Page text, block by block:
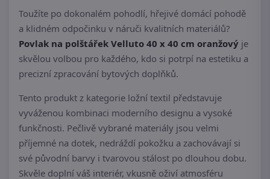
Toužíte po dokonalém pohodlí, hřejivé domácí pohodě
a klidném odpočinku v náruči kvalitních materiálů?
Povlak na polštářek Velluto 40 x 40 cm oranžový je
skvělou volbou pro každého, kdo si potrpí na estetiku a
precizní zpracování bytových doplňků.
Tento produkt z kategorie ložní textil představuje
vyváženou kombinaci moderního designu a vysoké
funkčnosti. Pečlivě vybrané materiály jsou velmi
příjemné na dotek, nedráždí pokožku a zachovávají si
své původní barvy i tvarovou stálost po dlouhou dobu.
Skvěle doplní váš interiér, vkusně oživí atmosféru